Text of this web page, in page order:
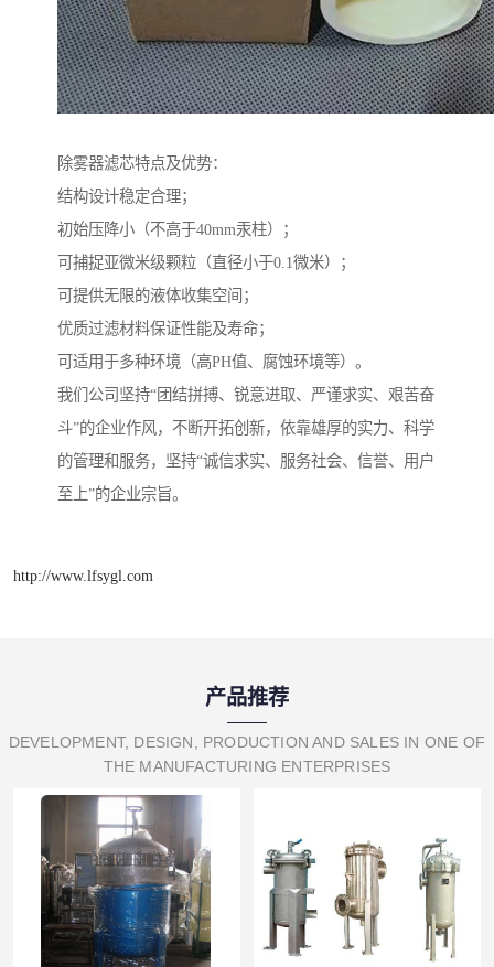
除雾器滤芯特点及优势：
结构设计稳定合理；
初始压降小（不高于40mm汞柱）；
可捕捉亚微米级颗粒（直径小于0.1微米）；
可提供无限的液体收集空间；
优质过滤材料保证性能及寿命；
可适用于多种环境（高PH值、腐蚀环境等）。
我们公司坚持“团结拼搏、锐意进取、严谨求实、艰苦奋
斗”的企业作风，不断开拓创新，依靠雄厚的实力、科学
的管理和服务，坚持“诚信求实、服务社会、信誉、用户
至上”的企业宗旨。
http://www.lfsygl.com
产品推荐
DEVELOPMENT, DESIGN, PRODUCTION AND SALES IN ONE OF
THE MANUFACTURING ENTERPRISES